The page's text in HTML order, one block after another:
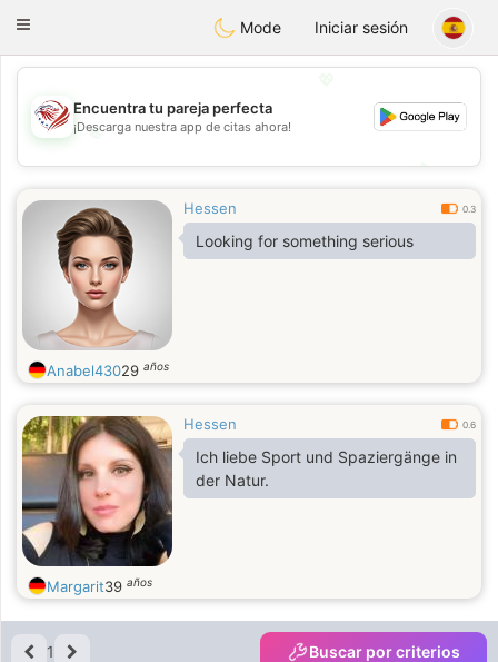
StatesDating
Toggle
Mode Iniciar sesión
💖
💕
Encuentra tu pareja perfecta
¡Descarga nuestra app de citas ahora!
Hessen 0.3
Looking for something serious
Anabel43029 años
Hessen 0.6
Ich liebe Sport und Spaziergänge in
der Natur.
Margarit39 años
1 Buscar por criterios